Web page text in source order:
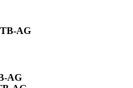
AG
AG